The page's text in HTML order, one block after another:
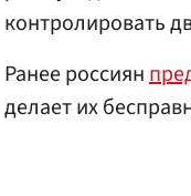
контролировать
Ранее россиян
делает их